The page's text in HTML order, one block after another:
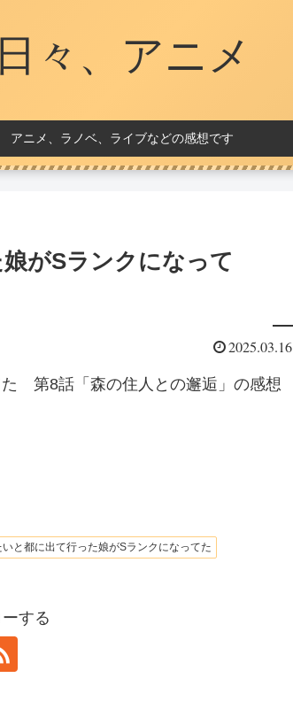
日々、アニメ
アニメ、ラノベ、ライブなどの感想です
がSランクになって
2025.03.16
第8話「森の住人との邂逅」の感想
と都に出て行った娘がSランクになってた
する